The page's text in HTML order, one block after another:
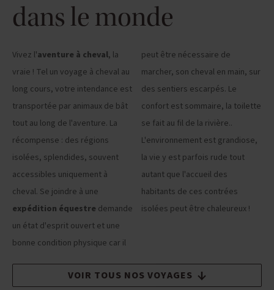
dans le monde
Vivez l'aventure à cheval, la
vraie ! Tel un voyage à cheval au
long cours, votre intendance est
transportée par animaux de bât
tout au long de l'aventure. La
récompense : des régions
isolées, splendides, souvent
accessibles uniquement à
cheval. Se joindre à une
expédition équestre demande
un état d'esprit ouvert et une
bonne condition physique car il
peut être nécessaire de
marcher, son cheval en main, sur
des sentiers escarpés. Le
confort est sommaire, la toilette
se fait au fil de la rivière..
L'environnement est grandiose,
la vie y est parfois rude tout
autant que l'accueil des
habitants de ces contrées
isolées peut être chaleureux !
VOIR TOUS NOS VOYAGES